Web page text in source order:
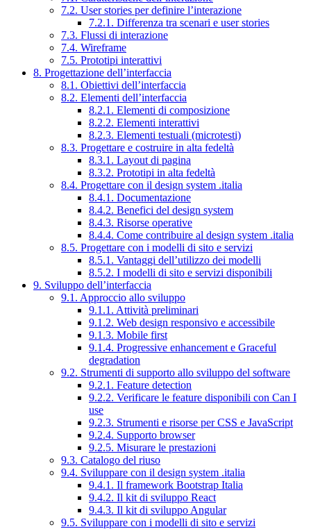
7.2. User stories per definire l’interazione
7.2.1. Differenza tra scenari e user stories
7.3. Flussi di interazione
7.4. Wireframe
7.5. Prototipi interattivi
8. Progettazione dell’interfaccia
8.1. Obiettivi dell’interfaccia
8.2. Elementi dell’interfaccia
8.2.1. Elementi di composizione
8.2.2. Elementi interattivi
8.2.3. Elementi testuali (microtesti)
8.3. Progettare e costruire in alta fedeltà
8.3.1. Layout di pagina
8.3.2. Prototipi in alta fedeltà
8.4. Progettare con il design system .italia
8.4.1. Documentazione
8.4.2. Benefici del design system
8.4.3. Risorse operative
8.4.4. Come contribuire al design system .italia
8.5. Progettare con i modelli di sito e servizi
8.5.1. Vantaggi dell’utilizzo dei modelli
8.5.2. I modelli di sito e servizi disponibili
9. Sviluppo dell’interfaccia
9.1. Approccio allo sviluppo
9.1.1. Attività preliminari
9.1.2. Web design responsivo e accessibile
9.1.3. Mobile first
9.1.4. Progressive enhancement e Graceful
degradation
9.2. Strumenti di supporto allo sviluppo del software
9.2.1. Feature detection
9.2.2. Verificare le feature disponibili con Can I
use
9.2.3. Strumenti e risorse per CSS e JavaScript
9.2.4. Supporto browser
9.2.5. Misurare le prestazioni
9.3. Catalogo del riuso
9.4. Sviluppare con il design system .italia
9.4.1. Il framework Bootstrap Italia
9.4.2. Il kit di sviluppo React
9.4.3. Il kit di sviluppo Angular
9.5. Sviluppare con i modelli di sito e servizi